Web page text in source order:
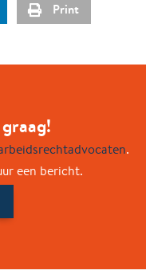
Print
.
een bericht.